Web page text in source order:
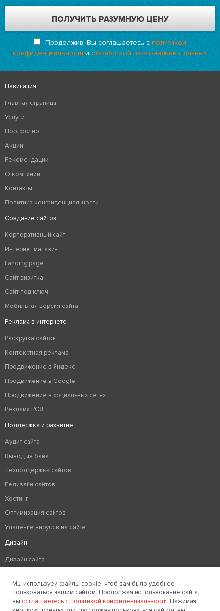
Продолжив, Вы соглашаетесь с политикой
конфиденциальности и обработкой персональных данных
Навигация
Главная страница
Услуги
Портфолио
Акции
Рекомендации
О компании
Контакты
Политика конфиденциальности
Создание сайтов
Корпоративный сайт
Интернет магазин
Landing page
Сайт визитка
Сайт под ключ
Мобильная версия сайта
Реклама в интернете
Раскрутка сайтов
Контекстная реклама
Продвижение в Яндекс
Продвижение в Google
Продвижение в социальных сетях
Реклама РСЯ
Поддержка и развитие
Аудит сайта
Вывод из бана
Техподдержка сайтов
Редизайн сайтов
Хостинг
Оптимизация сайтов
Удаление вирусов на сайте
Дизайн
Дизайн сайта
Создание фирменного стиля
Мы используем файлы cookie, чтоб вам было удобнее
пользоваться нашим сайтом. Продолжая использование сайта,
вы соглашаетесь с политикой конфиденциальности. Нажимая